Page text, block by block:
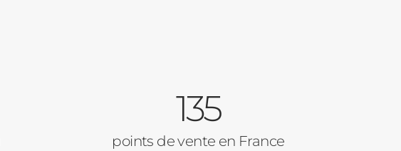
135
points de vente en France